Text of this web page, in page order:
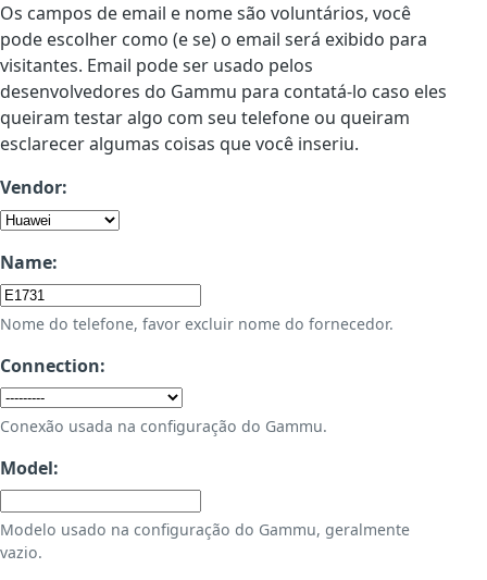
Os campos de email e nome são voluntários, você
pode escolher como (e se) o email será exibido para
visitantes. Email pode ser usado pelos
desenvolvedores do Gammu para contatá-lo caso eles
queiram testar algo com seu telefone ou queiram
esclarecer algumas coisas que você inseriu.
Vendor:
Name:
Nome do telefone, favor excluir nome do fornecedor.
Connection:
Conexão usada na configuração do Gammu.
Model:
Modelo usado na configuração do Gammu, geralmente
vazio.